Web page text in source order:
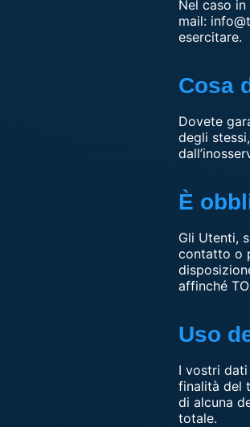
Nel caso
mail:
esercitare.
Cosa
Dovete
degli
È
Gli Utenti,
contatto o
affinché
Uso
I vostri
finalità del
di alcuna
totale.